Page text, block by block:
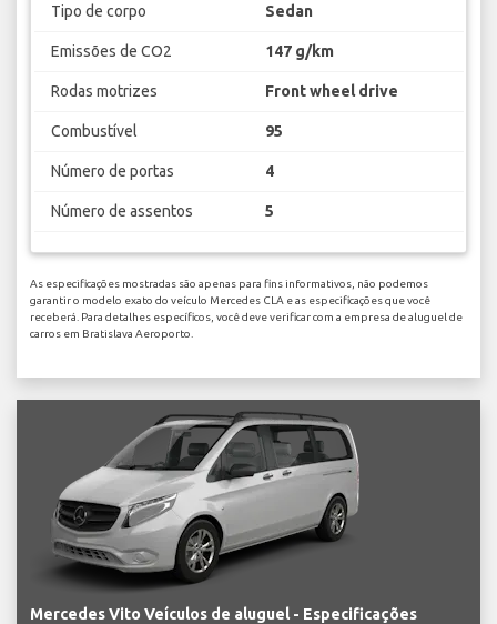
Tipo de corpo Sedan
Emissões de CO2 147 g/km
Rodas motrizes Front wheel drive
Combustível 95
Número de portas 4
Número de assentos 5
As especificações mostradas são apenas para fins informativos, não podemos
garantir o modelo exato do veículo Mercedes CLA e as especificações que você
receberá. Para detalhes específicos, você deve verificar com a empresa de aluguel de
carros em Bratislava Aeroporto.
Mercedes Vito Veículos de aluguel - Especificações